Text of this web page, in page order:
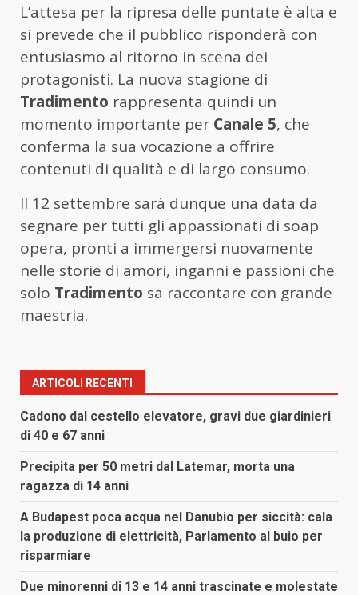
L’attesa per la ripresa delle puntate è alta e
si prevede che il pubblico risponderà con
entusiasmo al ritorno in scena dei
protagonisti. La nuova stagione di
Tradimento rappresenta quindi un
momento importante per Canale 5, che
conferma la sua vocazione a offrire
contenuti di qualità e di largo consumo.
Il 12 settembre sarà dunque una data da
segnare per tutti gli appassionati di soap
opera, pronti a immergersi nuovamente
nelle storie di amori, inganni e passioni che
solo Tradimento sa raccontare con grande
maestria.
ARTICOLI RECENTI
Cadono dal cestello elevatore, gravi due giardinieri
di 40 e 67 anni
Precipita per 50 metri dal Latemar, morta una
ragazza di 14 anni
A Budapest poca acqua nel Danubio per siccità: cala
la produzione di elettricità, Parlamento al buio per
risparmiare
Due minorenni di 13 e 14 anni trascinate e molestate